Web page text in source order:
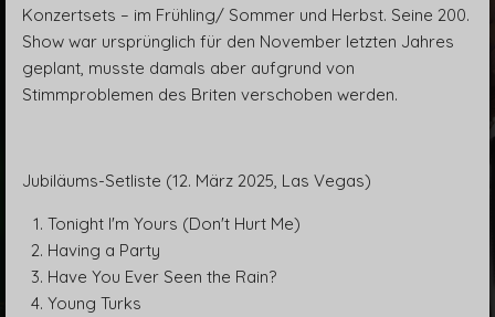
Konzertsets – im Frühling/ Sommer und Herbst. Seine 200.
Show war ursprünglich für den November letzten Jahres
geplant, musste damals aber aufgrund von
Stimmproblemen des Briten verschoben werden.
Jubiläums-Setliste (12. März 2025, Las Vegas)
Tonight I'm Yours (Don't Hurt Me)
Having a Party
Have You Ever Seen the Rain?
Young Turks